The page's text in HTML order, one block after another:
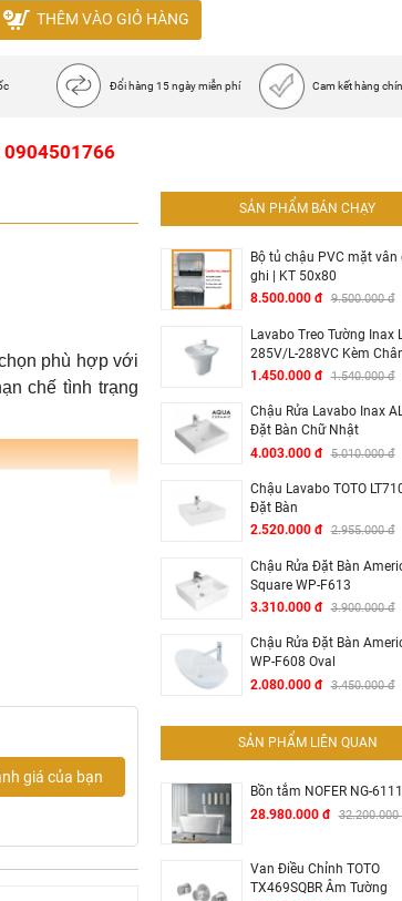
THÊM VÀO GIỎ HÀNG
Đổi hàng 15 ngày miễn phí Cam kết hàng
phù hợp với
chế tình trạng
giá của bạn
SẢN PHẨM BÁN CHẠY
Bộ tủ chậu PVC mặt vân
ghi | KT 50x80
8.500.000 đ 9.500.000 đ
Lavabo Treo Tường Inax
285V/L-288VC Kèm
1.450.000 đ 1.540.000 đ
Chậu Rửa Lavabo Inax
Đặt Bàn Chữ Nhật
4.003.000 đ 5.010.000 đ
Chậu Lavabo TOTO
Đặt Bàn
2.520.000 đ 2.955.000 đ
Chậu Rửa Đặt Bàn
Square WP-F613
3.310.000 đ 3.900.000 đ
Chậu Rửa Đặt Bàn
WP-F608 Oval
2.080.000 đ 3.450.000 đ
SẢN PHẨM LIÊN QUAN
Bồn tắm NOFER NG-
28.980.000 đ 32.200.000
Van Điều Chỉnh TOTO
TX469SQBR Âm Tường